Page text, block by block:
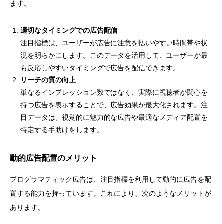
ます。
適切なタイミングでの広告配信
注目指標は、ユーザーが広告に注意を払いやすい時間帯や状
況を明らかにします。このデータを活用して、ユーザーが最
も反応しやすいタイミングで広告を配信できます。
リーチの質の向上
単なるインプレッション数ではなく、実際に視聴者が関心を
持つ広告を表示することで、広告効果が最大化されます。注
目データは、視覚的に魅力的な広告や最適なメディア配置を
特定する手助けをします。
動的広告配置のメリット
プログラマティック広告は、注目指標を利用して動的に広告を配
置する能力を持っています。これにより、次のようなメリットが
あります。